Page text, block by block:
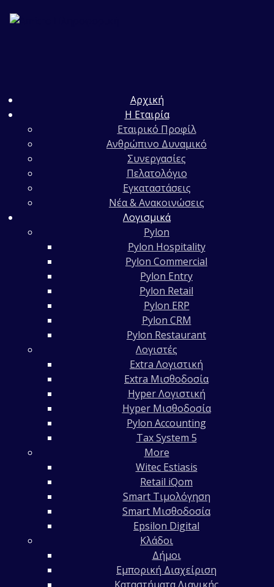
Αρχική
Η Εταιρία
Εταιρικό Προφίλ
Ανθρώπινο Δυναμικό
Συνεργασίες
Πελατολόγιο
Εγκαταστάσεις
Νέα & Ανακοινώσεις
Λογισμικά
Pylon
Pylon Hospitality
Pylon Commercial
Pylon Entry
Pylon Retail
Pylon ERP
Pylon CRM
Pylon Restaurant
Λογιστές
Extra Λογιστική
Extra Μισθοδοσία
Hyper Λογιστική
Hyper Μισθοδοσία
Pylon Accounting
Tax System 5
More
Witec Estiasis
Retail iQom
Smart Τιμολόγηση
Smart Μισθοδοσία
Epsilon Digital
Κλάδοι
Δήμοι
Εμπορική Διαχείριση